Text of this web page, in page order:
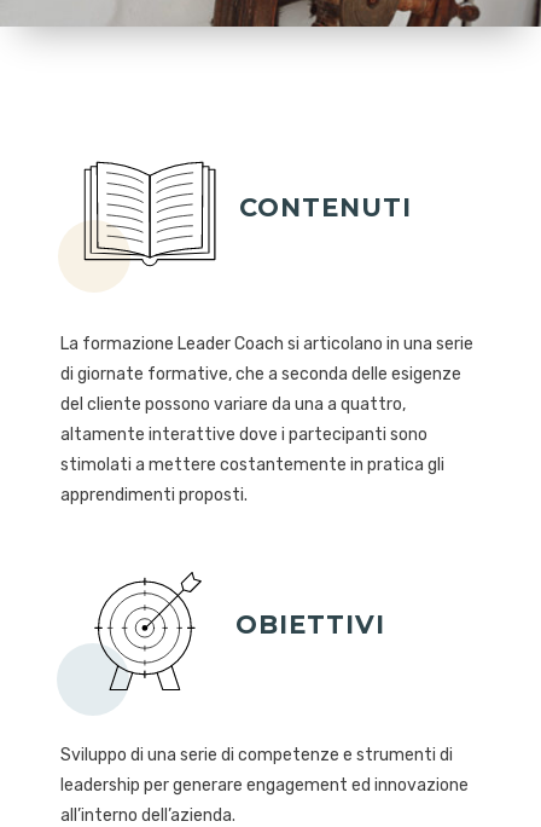
CONTENUTI
La formazione Leader Coach si articolano in una serie
di giornate formative, che a seconda delle esigenze
del cliente possono variare da una a quattro,
altamente interattive dove i partecipanti sono
stimolati a mettere costantemente in pratica gli
apprendimenti proposti.
OBIETTIVI
Sviluppo di una serie di competenze e strumenti di
leadership per generare engagement ed innovazione
all’interno dell’azienda.